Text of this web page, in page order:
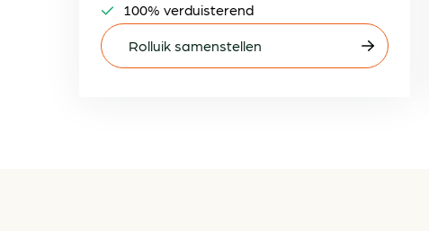
100% verduisterend
Rolluik samenstellen